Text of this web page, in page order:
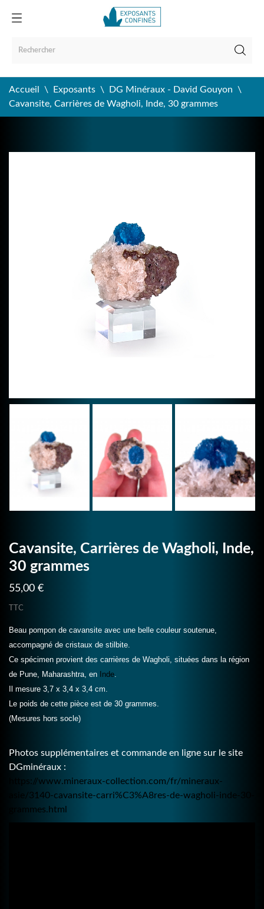
Accueil Exposants
DG Minéraux - David Gouyon
Cavansite, Carrières de Wagholi, Inde, 30 grammes
Cavansite, Carrières de Wagholi, Inde,
30 grammes
55,00 €
TTC
Beau pompon de cavansite avec une belle couleur soutenue,
accompagné de cristaux de stilbite.
Ce spécimen provient des carrières de Wagholi, situées dans la région
de Pune, Maharashtra, en Inde
Il mesure 3,7 x 3,4 x 3,4 cm.
Le poids de cette pièce est de 30 grammes.
(Mesures hors socle)
Photos supplémentaires et commande en ligne sur le site
DGminéraux :
https://www.mineraux-collection.com/fr/mineraux-
asie/3140-cavansite-carri%C3%A8res-de-wagholi-inde-30-
grammes.html